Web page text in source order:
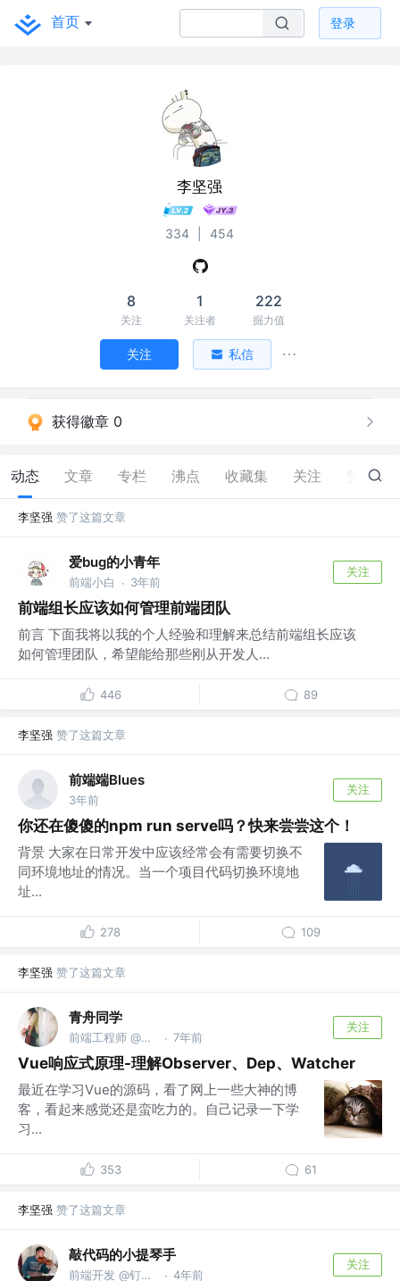
首页 登录
李坚强
334 454
8
关注
1
关注者
222
掘力值
关注 私信
获得徽章 0
动态 文章 专栏 沸点 收藏集 关注 11
李坚强 赞了这篇文章
爱bug的小青年
前端小白 · 3年前
关注
前端组长应该如何管理前端团队
前言 下面我将以我的个人经验和理解来总结前端组长应该
如何管理团队，希望能给那些刚从开发人...
446 89
李坚强 赞了这篇文章
前端端Blues
3年前
关注
你还在傻傻的npm run serve吗？快来尝尝这个！
背景 大家在日常开发中应该经常会有需要切换不
同环境地址的情况。当一个项目代码切换环境地
址...
278 109
李坚强 赞了这篇文章
青舟同学
前端工程师 @阿里巴巴 · 7年前
关注
Vue响应式原理-理解Observer、Dep、Watcher
最近在学习Vue的源码，看了网上一些大神的博
客，看起来感觉还是蛮吃力的。自己记录一下学
习...
353 61
李坚强 赞了这篇文章
敲代码的小提琴手
前端开发 @钉三多是一只海燕 · 4年前
关注